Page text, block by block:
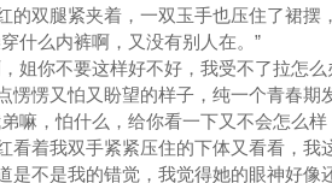
双腿紧夹着，一双玉手也压住了裙摆
么内裤啊，又没有别人在。”
你不要这样好不好，我受不了拉怎么
愣又怕又盼望的样子，纯一个青春期
嘛，怕什么，给你看一下又不会怎么
着我双手紧紧压住的下体又看看，我
是不是我的错觉，我觉得她的眼神好像